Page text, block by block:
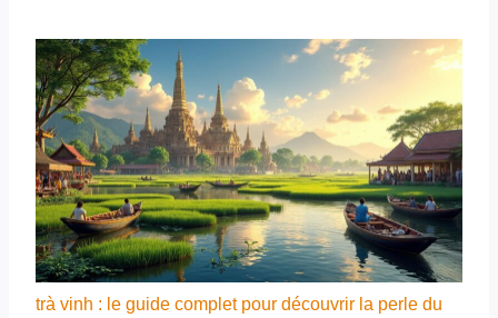
trà vinh : le guide complet pour découvrir la perle du